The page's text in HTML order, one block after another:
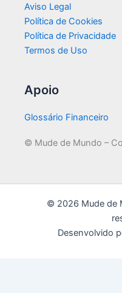
Aviso Legal
Política de Cookies
Política de Privacidade
Termos de Uso
Apoio
Glossário Financeiro
© Mude de Mundo –
© 2026 Mude de
Desenvolvido